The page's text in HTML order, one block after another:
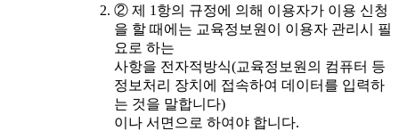
② 제 1항의 규정에 의해 이용자가 이용 신청
을 할 때에는 교육정보원이 이용자 관리시 필
요로 하는
사항을 전자적방식(교육정보원의 컴퓨터 등
정보처리 장치에 접속하여 데이터를 입력하
는 것을 말합니다)
이나 서면으로 하여야 합니다.